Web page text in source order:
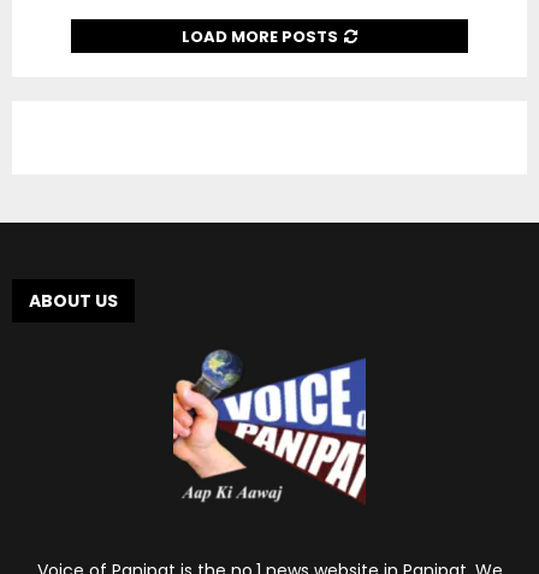
LOAD MORE POSTS
ABOUT US